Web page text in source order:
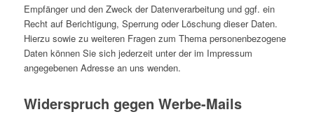
Empfänger und den Zweck der Datenverarbeitung und ggf. ein
Recht auf Berichtigung, Sperrung oder Löschung dieser Daten.
Hierzu sowie zu weiteren Fragen zum Thema personenbezogene
Daten können Sie sich jederzeit unter der im Impressum
angegebenen Adresse an uns wenden.
Widerspruch gegen Werbe-Mails